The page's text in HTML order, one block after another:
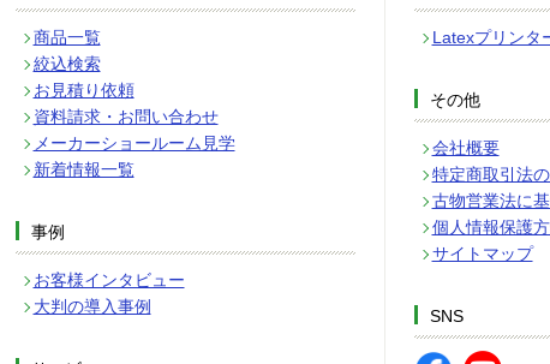
商品一覧
絞込検索
お見積り依頼
資料請求・お問い合わせ
メーカーショールーム見学
新着情報一覧
事例
お客様インタビュー
大判の導入事例
Latexプリンタ
その他
会社概要
特定商取引法
古物営業法に
個人情報保護
サイトマップ
SNS